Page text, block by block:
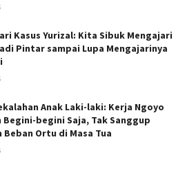
Kasus Yurizal: Kita Sibuk Mengajari
Pintar sampai Lupa Mengajarinya
Anak Laki-laki: Kerja Ngoyo
Begini-begini Saja, Tak Sanggup
Beban Ortu di Masa Tua